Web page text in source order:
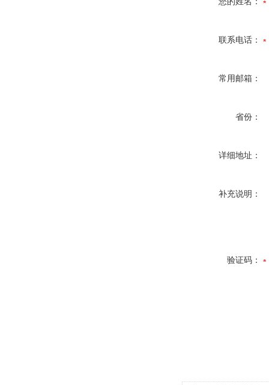
联系电话：
常用邮箱：
省份：
详细地址：
补充说明：
验证码：